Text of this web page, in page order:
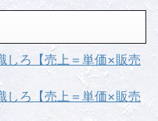
しろ【売上＝単価×販売
しろ【売上＝単価×販売